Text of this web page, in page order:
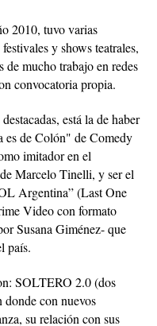
2010, tuvo varias
y shows teatrales,
de mucho trabajo en redes
convocatoria propia.
está la de haber
es de Colón" de Comedy
imitador en el
Marcelo Tinelli, y ser el
Argentina” (Last One
Video con formato
Susana Giménez- que
país.
SOLTERO 2.0 (dos
donde con nuevos
su relación con sus